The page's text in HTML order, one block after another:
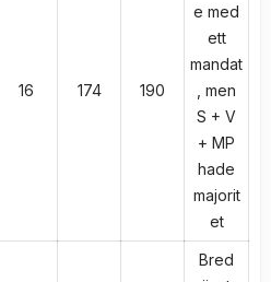
16 174 190
e med
ett
mandat
, men
S + V
+ MP
hade
majorit
et
Bred